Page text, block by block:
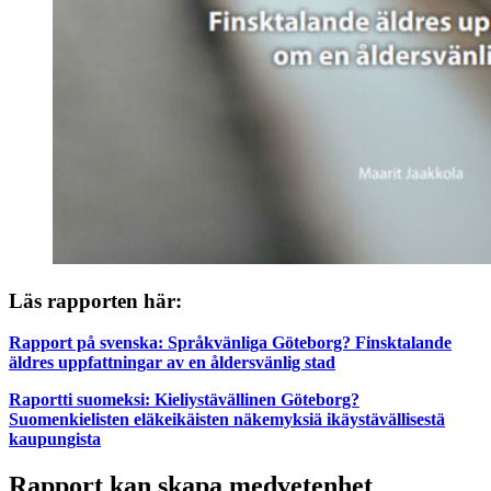
Läs rapporten här:
Rapport på svenska: Språkvänliga Göteborg? Finsktalande
äldres uppfattningar av en åldersvänlig stad
Raportti suomeksi: Kieliystävällinen Göteborg?
Suomenkielisten eläkeikäisten näkemyksiä ikäystävällisestä
kaupungista